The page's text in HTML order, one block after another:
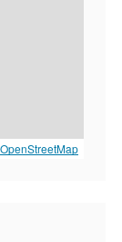
OpenStreetMap